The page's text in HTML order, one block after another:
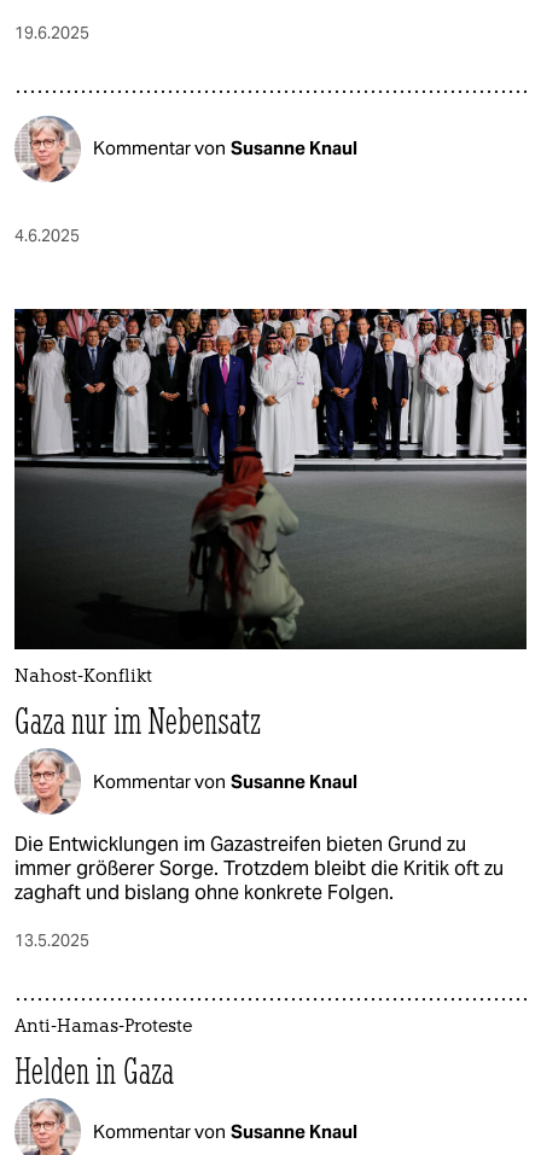
19.6.2025
Kommentar von Susanne Knaul
4.6.2025
Nahost-Konflikt
Gaza nur im Nebensatz
Kommentar von Susanne Knaul
Die Entwicklungen im Gazastreifen bieten Grund zu
immer größerer Sorge. Trotzdem bleibt die Kritik oft zu
zaghaft und bislang ohne konkrete Folgen.
13.5.2025
Anti-Hamas-Proteste
Helden in Gaza
Kommentar von Susanne Knaul